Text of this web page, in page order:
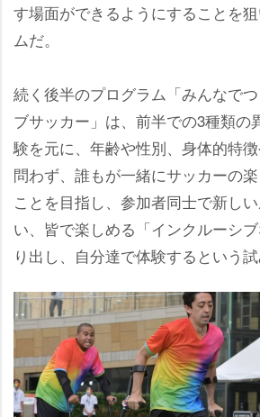
す場面ができるようにすることを
ムだ。
続く後半のプログラム「みんなで
ブサッカー」は、前半での3種類の
験を元に、年齢や性別、身体的特
問わず、誰もが一緒にサッカーの
ことを目指し、参加者同士で新し
い、皆で楽しめる「インクルーシ
り出し、自分達で体験するという試